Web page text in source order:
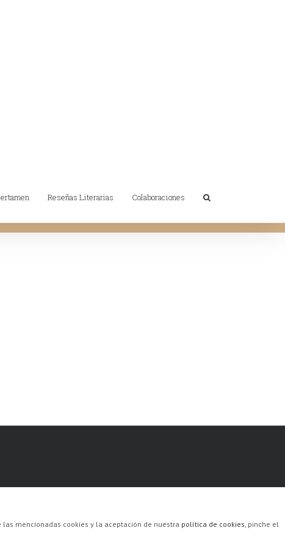
Reseñas Literarias Colaboraciones
mencionadas cookies y la aceptación de nuestra política de cookies , pinche el